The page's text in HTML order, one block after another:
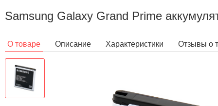
Samsung Galaxy Grand Prime
О товаре Описание Характеристики Отзывы о